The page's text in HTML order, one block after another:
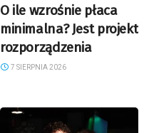
O ile wzrośnie płaca
minimalna? Jest projekt
rozporządzenia
7 SIERPNIA 2026